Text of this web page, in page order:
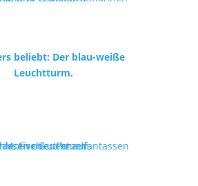
beliebt: Der blau-weiße
Leuchtturm.